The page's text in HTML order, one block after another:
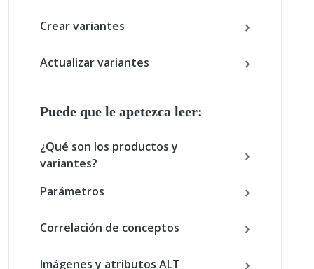
Crear variantes
Actualizar variantes
Puede que le apetezca leer:
¿Qué son los productos y
variantes?
Parámetros
Correlación de conceptos
Imágenes y atributos ALT